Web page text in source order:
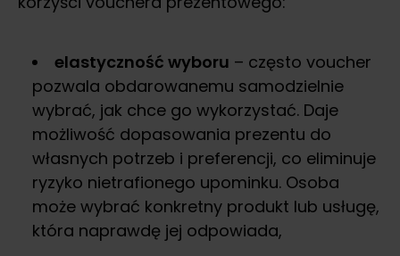
elastyczność wyboru – często voucher
pozwala obdarowanemu samodzielnie
wybrać, jak chce go wykorzystać. Daje
możliwość dopasowania prezentu do
własnych potrzeb i preferencji, co eliminuje
ryzyko nietrafionego upominku. Osoba
może wybrać konkretny produkt lub usługę,
która naprawdę jej odpowiada,